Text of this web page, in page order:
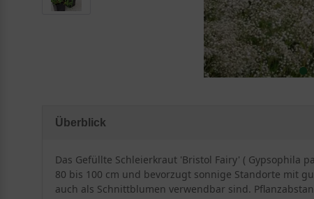
Überblick
Das Gefüllte Schleierkraut 'Bristol Fairy' ( Gypsophila
80 bis 100 cm und bevorzugt sonnige Standorte mit
auch als Schnittblumen verwendbar sind.